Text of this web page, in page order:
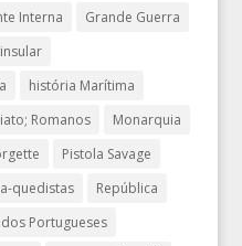
Interna
Grande Guerra
história Marítima
Romanos
Monarquia
Pistola Savage
quedistas
República
Portugueses